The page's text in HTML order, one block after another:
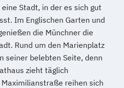
Stadt, in der es sich gut
Im Englischen Garten und
die Münchner die
Rund um den Marienplatz
seiner belebten Seite, denn
zieht täglich
reihen sich